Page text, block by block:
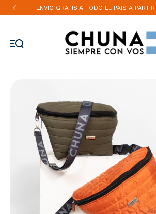
ENVIO GRATIS A TODO EL PAIS A